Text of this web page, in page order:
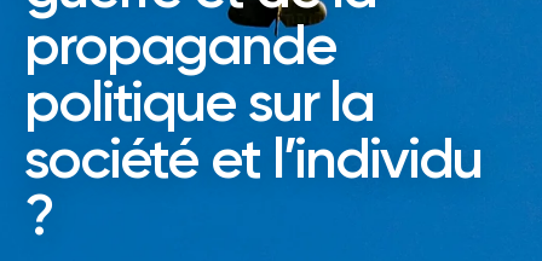
propagande
politique sur la
société et l’individu
?